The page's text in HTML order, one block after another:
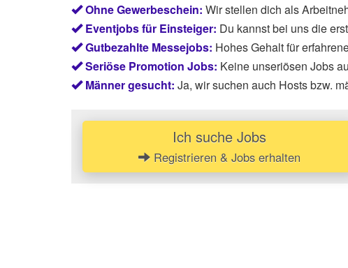
Ohne Gewerbeschein: Wir stellen dich als
Eventjobs für Einsteiger: Du kannst bei uns die
Gutbezahlte Messejobs: Hohes Gehalt für
Seriöse Promotion Jobs: Keine unseriösen Jobs
Männer gesucht: Ja, wir suchen auch Hosts bzw.
Ich suche Jobs
Registrieren & Jobs erhalten